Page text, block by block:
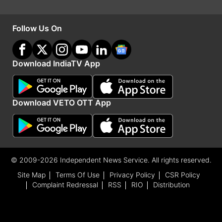
पंत ने लगातार दूसरे सीजन बल्ले से किया निराश
Follow Us On
Download IndiaTV App
Download VETO OTT App
© 2009-2026 Independent News Service. All rights reserved.
Site Map
Terms Of Use Privacy Policy
CSR Policy
Complaint Redressal
RSS RIO Distribution